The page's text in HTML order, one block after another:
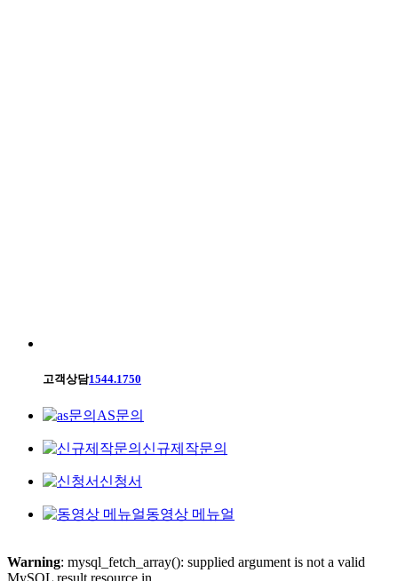
고객상담1544.1750
AS문의
신규제작문의
신청서
동영상 메뉴얼
Warning: mysql_fetch_array(): supplied argument is not a valid